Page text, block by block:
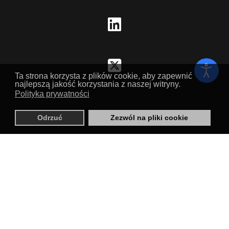
Ta strona korzysta z plików cookie, aby zapewnić
najlepszą jakość korzystania z naszej witryny.
Polityka prywatności
Odrzuć Zezwól na pliki cookie
fab
fa-
fab
fa-
square-